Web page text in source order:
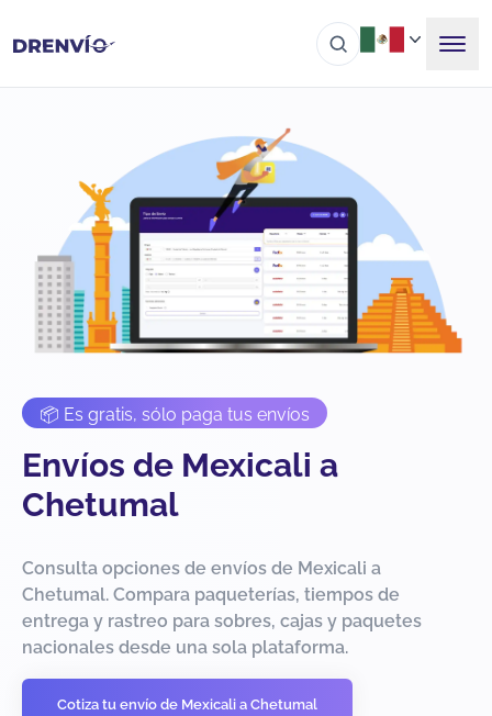
📦 Es gratis, sólo paga tus envíos
Envíos de Mexicali a
Chetumal
Consulta opciones de envíos de Mexicali a
Chetumal. Compara paqueterías, tiempos de
entrega y rastreo para sobres, cajas y paquetes
nacionales desde una sola plataforma.
Cotiza tu envío de Mexicali a Chetumal